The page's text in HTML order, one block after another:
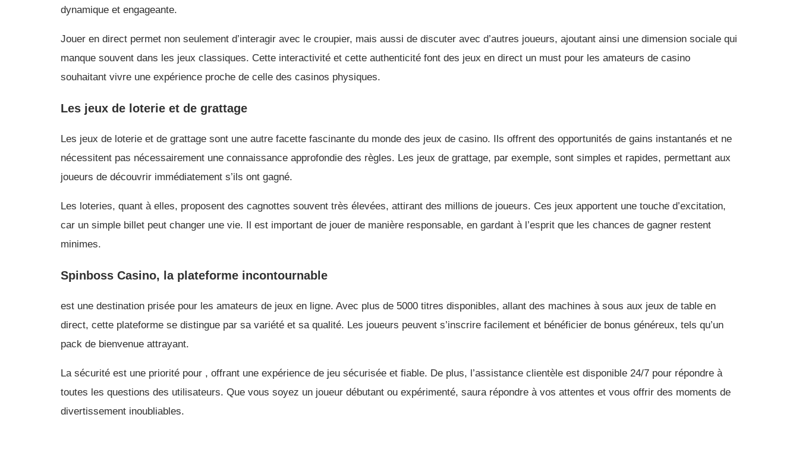
dynamique et engageante.
Jouer en direct permet non seulement d’interagir avec le croupier, mais aussi de discuter avec d’autres joueurs, ajoutant ainsi une dimension sociale qui
manque souvent dans les jeux classiques. Cette interactivité et cette authenticité font des jeux en direct un must pour les amateurs de casino
souhaitant vivre une expérience proche de celle des casinos physiques.
Les jeux de loterie et de grattage
Les jeux de loterie et de grattage sont une autre facette fascinante du monde des jeux de casino. Ils offrent des opportunités de gains instantanés et ne
nécessitent pas nécessairement une connaissance approfondie des règles. Les jeux de grattage, par exemple, sont simples et rapides, permettant aux
joueurs de découvrir immédiatement s’ils ont gagné.
Les loteries, quant à elles, proposent des cagnottes souvent très élevées, attirant des millions de joueurs. Ces jeux apportent une touche d’excitation,
car un simple billet peut changer une vie. Il est important de jouer de manière responsable, en gardant à l’esprit que les chances de gagner restent
minimes.
Spinboss Casino, la plateforme incontournable
est une destination prisée pour les amateurs de jeux en ligne. Avec plus de 5000 titres disponibles, allant des machines à sous aux jeux de table en
direct, cette plateforme se distingue par sa variété et sa qualité. Les joueurs peuvent s’inscrire facilement et bénéficier de bonus généreux, tels qu’un
pack de bienvenue attrayant.
La sécurité est une priorité pour , offrant une expérience de jeu sécurisée et fiable. De plus, l’assistance clientèle est disponible 24/7 pour répondre à
toutes les questions des utilisateurs. Que vous soyez un joueur débutant ou expérimenté, saura répondre à vos attentes et vous offrir des moments de
divertissement inoubliables.